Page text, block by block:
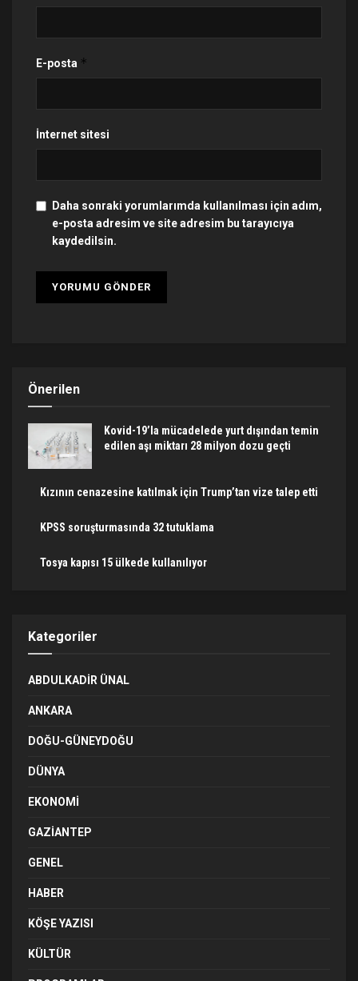
E-posta *
İnternet sitesi
Daha sonraki yorumlarımda kullanılması için adım,
e-posta adresim ve site adresim bu tarayıcıya
kaydedilsin.
Önerilen
Kovid-19’la mücadelede yurt dışından temin
edilen aşı miktarı 28 milyon dozu geçti
Kızının cenazesine katılmak için Trump’tan vize talep etti
KPSS soruşturmasında 32 tutuklama
Tosya kapısı 15 ülkede kullanılıyor
Kategoriler
ABDULKADIR ÜNAL
ANKARA
DOĞU-GÜNEYDOĞU
DÜNYA
EKONOMI
GAZIANTEP
GENEL
HABER
KÖŞE YAZISI
KÜLTÜR